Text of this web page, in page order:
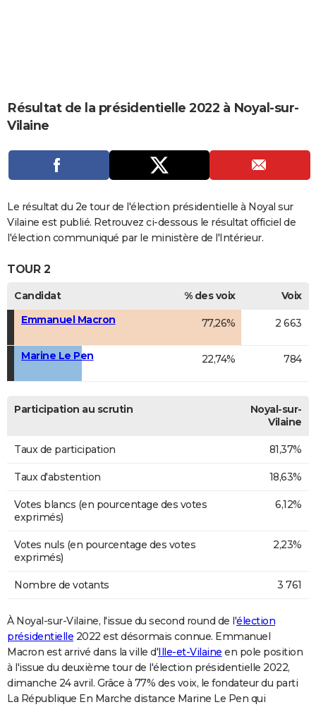
CARTE DE VOEUX
Carte de Noël
Carte Bonne année
Carte Saint-Valentin
Carte Pâques
Carte d'anniversaire
DICTIONNAIRE
Dictionnaire
Biographies
Expressions
Proverbes
PROGRAMME TV
S'inscrire
Se connecter
Lycées
Collèges
Primaires
Universités
Entreprises
Service militaire
Avis de recherche
AVIS DE DÉCÈS
Bricolage
Lifestyle
Culture
Sport
Auto
Television
Voyage
Cinema
Résultat de la présidentielle 2022 à Noyal-sur-
Vilaine
Le résultat du 2e tour de l'élection présidentielle à Noyal sur
Vilaine est publié. Retrouvez ci-dessous le résultat officiel de
l'élection communiqué par le ministère de l'Intérieur.
TOUR 2
Candidat % des voix
Voix
Emmanuel Macron
77,26% 2 663
Marine Le Pen 22,74% 784
Participation au scrutin
Noyal-sur-
Vilaine
Taux de participation 81,37%
Taux d'abstention 18,63%
Votes blancs (en pourcentage des votes
exprimés)
6,12%
Votes nuls (en pourcentage des votes
exprimés)
2,23%
Nombre de votants 3 761
À Noyal-sur-Vilaine, l'issue du second round de l'élection
présidentielle 2022 est désormais connue. Emmanuel
Macron est arrivé dans la ville d'Ille-et-Vilaine en pole position
à l'issue du deuxième tour de l'élection présidentielle 2022,
dimanche 24 avril. Grâce à 77% des voix, le fondateur du parti
La République En Marche distance Marine Le Pen qui